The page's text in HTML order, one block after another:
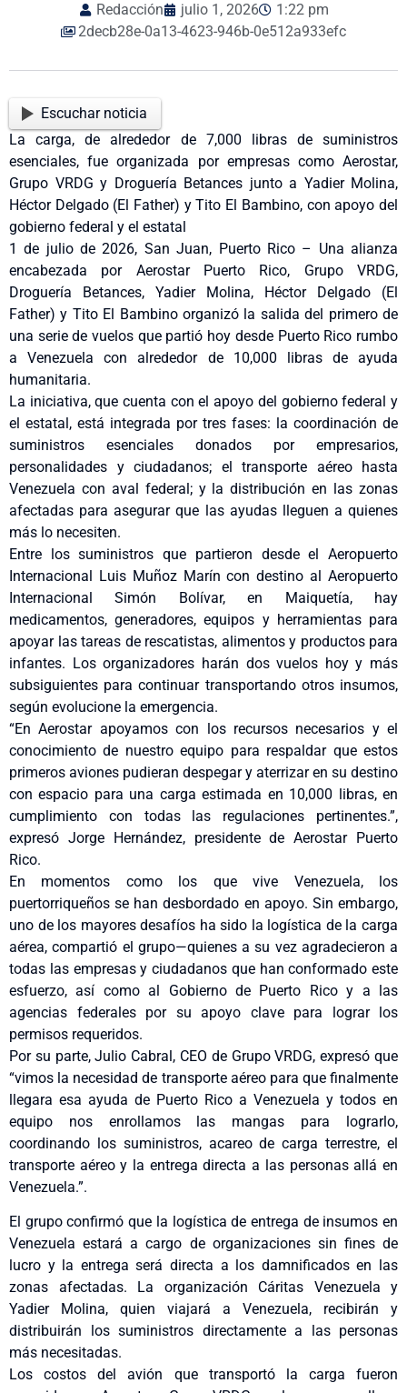
Redacción julio 1, 2026
1:22 pm
2decb28e-0a13-4623-946b-0e512a933efc
Escuchar noticia
La carga, de alrededor de 7,000 libras de suministros
esenciales, fue organizada por empresas como Aerostar,
Grupo VRDG y Droguería Betances junto a Yadier Molina,
Héctor Delgado (El Father) y Tito El Bambino, con apoyo del
gobierno federal y el estatal
1 de julio de 2026, San Juan, Puerto Rico – Una alianza
encabezada por Aerostar Puerto Rico, Grupo VRDG,
Droguería Betances, Yadier Molina, Héctor Delgado (El
Father) y Tito El Bambino organizó la salida del primero de
una serie de vuelos que partió hoy desde Puerto Rico rumbo
a Venezuela con alrededor de 10,000 libras de ayuda
humanitaria.
La iniciativa, que cuenta con el apoyo del gobierno federal y
el estatal, está integrada por tres fases: la coordinación de
suministros esenciales donados por empresarios,
personalidades y ciudadanos; el transporte aéreo hasta
Venezuela con aval federal; y la distribución en las zonas
afectadas para asegurar que las ayudas lleguen a quienes
más lo necesiten.
Entre los suministros que partieron desde el Aeropuerto
Internacional Luis Muñoz Marín con destino al Aeropuerto
Internacional Simón Bolívar, en Maiquetía, hay
medicamentos, generadores, equipos y herramientas para
apoyar las tareas de rescatistas, alimentos y productos para
infantes. Los organizadores harán dos vuelos hoy y más
subsiguientes para continuar transportando otros insumos,
según evolucione la emergencia.
“En Aerostar apoyamos con los recursos necesarios y el
conocimiento de nuestro equipo para respaldar que estos
primeros aviones pudieran despegar y aterrizar en su destino
con espacio para una carga estimada en 10,000 libras, en
cumplimiento con todas las regulaciones pertinentes.”,
expresó Jorge Hernández, presidente de Aerostar Puerto
Rico.
En momentos como los que vive Venezuela, los
puertorriqueños se han desbordado en apoyo. Sin embargo,
uno de los mayores desafíos ha sido la logística de la carga
aérea, compartió el grupo—quienes a su vez agradecieron a
todas las empresas y ciudadanos que han conformado este
esfuerzo, así como al Gobierno de Puerto Rico y a las
agencias federales por su apoyo clave para lograr los
permisos requeridos.
Por su parte, Julio Cabral, CEO de Grupo VRDG, expresó que
“vimos la necesidad de transporte aéreo para que finalmente
llegara esa ayuda de Puerto Rico a Venezuela y todos en
equipo nos enrollamos las mangas para lograrlo,
coordinando los suministros, acareo de carga terrestre, el
transporte aéreo y la entrega directa a las personas allá en
Venezuela.”.
El grupo confirmó que la logística de entrega de insumos en
Venezuela estará a cargo de organizaciones sin fines de
lucro y la entrega será directa a los damnificados en las
zonas afectadas. La organización Cáritas Venezuela y
Yadier Molina, quien viajará a Venezuela, recibirán y
distribuirán los suministros directamente a las personas
más necesitadas.
Los costos del avión que transportó la carga fueron